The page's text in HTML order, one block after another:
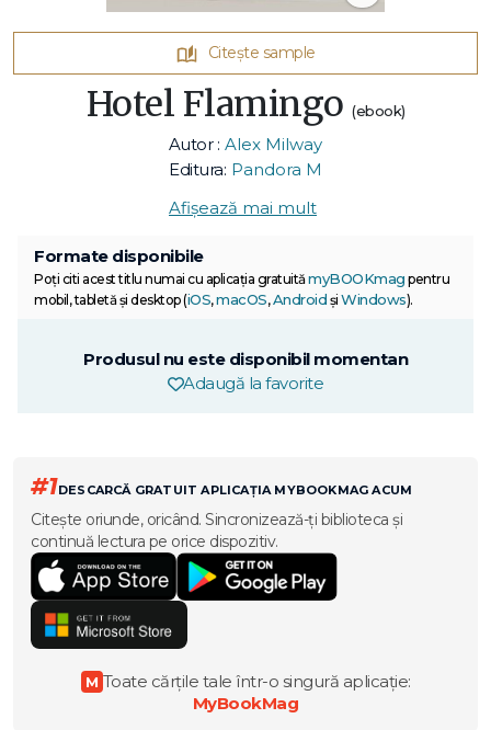
Citește sample
Hotel Flamingo (ebook)
Autor : Alex Milway
Editura: Pandora M
Afișează mai mult
Formate disponibile
Poți citi acest titlu numai cu aplicația gratuitămyBOOKmag pentru
mobil, tabletă și desktop (iOS,macOS,Android și Windows).
Produsul nu este disponibil momentan
Adaugă la favorite
#1DESCARCĂ GRATUIT APLICAȚIA MYBOOKMAG ACUM
Citește oriunde, oricând. Sincronizează-ți biblioteca și
continuă lectura pe orice dispozitiv.
M Toate cărțile tale într-o singură aplicație:
MyBookMag